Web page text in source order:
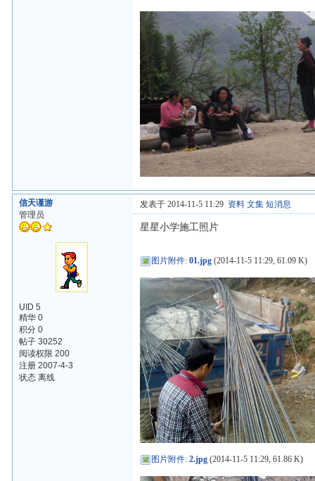
信天谨游
管理员
UID 5
精华 0
积分 0
帖子 30252
阅读权限 200
注册 2007-4-3
状态 离线
发表于 2014-11-5 11:29 资料 文集 短消息
星星小学施工照片
图片附件:01.jpg (2014-11-5 11:29, 61.09 K)
图片附件:2.jpg (2014-11-5 11:29, 61.86 K)